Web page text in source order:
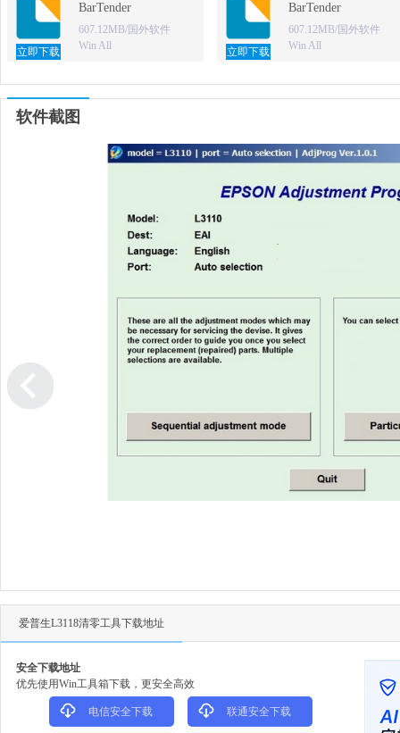
立即下载
BarTender
607.12MB/国外软件
Win All
立即下载
BarTender
607.12MB/国外软件
Win All
软件截图
爱普生L3118清零工具下载地址
安全下载地址
优先使用Win工具箱下载，更安全高效
电信安全下载 联通安全下载